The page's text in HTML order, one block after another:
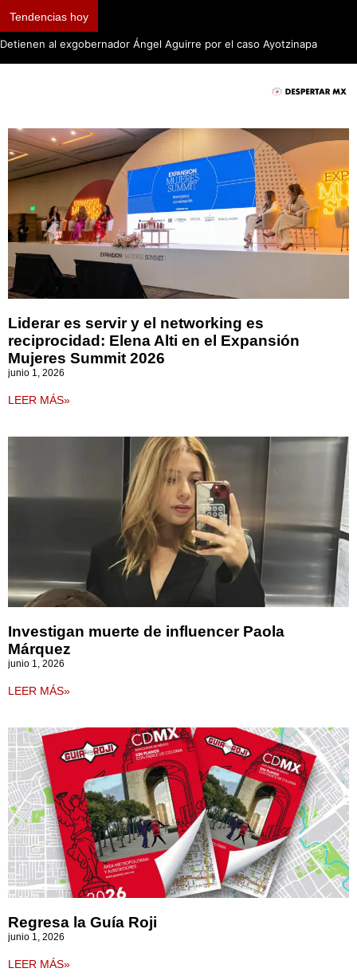
Tendencias hoy
Detienen al exgobernador Ángel Aguirre por el caso Ayotzinapa
Liderar es servir y el networking es
reciprocidad: Elena Alti en el Expansión
Mujeres Summit 2026
junio 1, 2026
LEER MÁS»
Investigan muerte de influencer Paola
Márquez
junio 1, 2026
LEER MÁS»
Regresa la Guía Roji
junio 1, 2026
LEER MÁS»